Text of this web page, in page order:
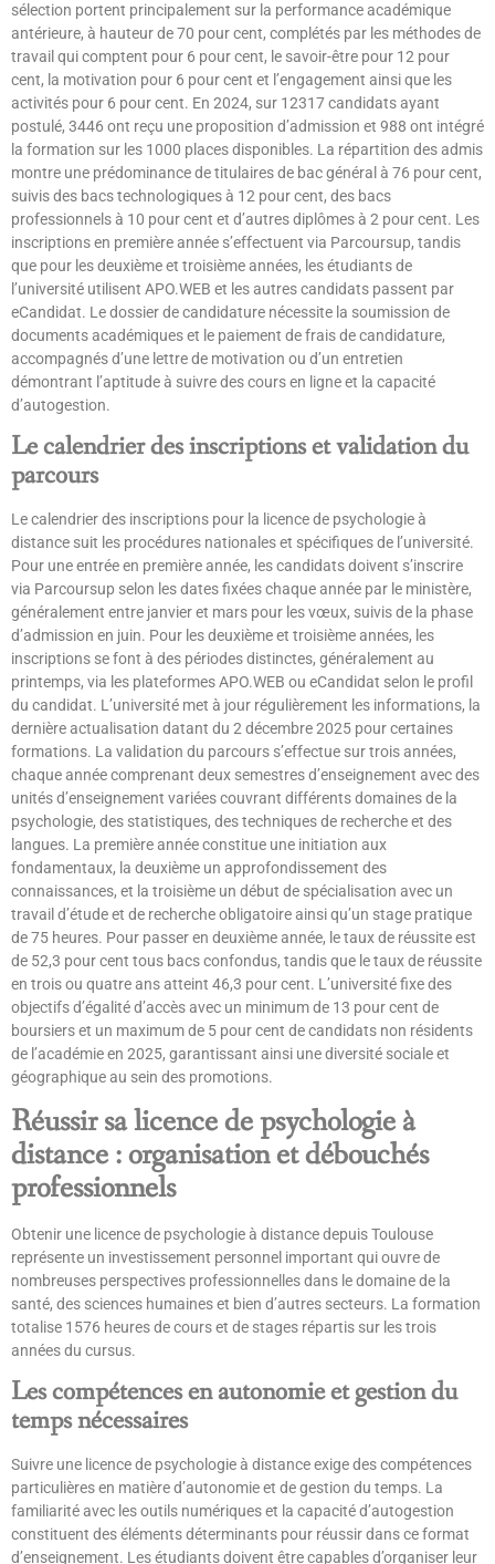
sélection portent principalement sur la performance académique
antérieure, à hauteur de 70 pour cent, complétés par les méthodes de
travail qui comptent pour 6 pour cent, le savoir-être pour 12 pour
cent, la motivation pour 6 pour cent et l’engagement ainsi que les
activités pour 6 pour cent. En 2024, sur 12317 candidats ayant
postulé, 3446 ont reçu une proposition d’admission et 988 ont intégré
la formation sur les 1000 places disponibles. La répartition des admis
montre une prédominance de titulaires de bac général à 76 pour cent,
suivis des bacs technologiques à 12 pour cent, des bacs
professionnels à 10 pour cent et d’autres diplômes à 2 pour cent. Les
inscriptions en première année s’effectuent via Parcoursup, tandis
que pour les deuxième et troisième années, les étudiants de
l’université utilisent APO.WEB et les autres candidats passent par
eCandidat. Le dossier de candidature nécessite la soumission de
documents académiques et le paiement de frais de candidature,
accompagnés d’une lettre de motivation ou d’un entretien
démontrant l’aptitude à suivre des cours en ligne et la capacité
d’autogestion.
Le calendrier des inscriptions et validation du
parcours
Le calendrier des inscriptions pour la licence de psychologie à
distance suit les procédures nationales et spécifiques de l’université.
Pour une entrée en première année, les candidats doivent s’inscrire
via Parcoursup selon les dates fixées chaque année par le ministère,
généralement entre janvier et mars pour les vœux, suivis de la phase
d’admission en juin. Pour les deuxième et troisième années, les
inscriptions se font à des périodes distinctes, généralement au
printemps, via les plateformes APO.WEB ou eCandidat selon le profil
du candidat. L’université met à jour régulièrement les informations, la
dernière actualisation datant du 2 décembre 2025 pour certaines
formations. La validation du parcours s’effectue sur trois années,
chaque année comprenant deux semestres d’enseignement avec des
unités d’enseignement variées couvrant différents domaines de la
psychologie, des statistiques, des techniques de recherche et des
langues. La première année constitue une initiation aux
fondamentaux, la deuxième un approfondissement des
connaissances, et la troisième un début de spécialisation avec un
travail d’étude et de recherche obligatoire ainsi qu’un stage pratique
de 75 heures. Pour passer en deuxième année, le taux de réussite est
de 52,3 pour cent tous bacs confondus, tandis que le taux de réussite
en trois ou quatre ans atteint 46,3 pour cent. L’université fixe des
objectifs d’égalité d’accès avec un minimum de 13 pour cent de
boursiers et un maximum de 5 pour cent de candidats non résidents
de l’académie en 2025, garantissant ainsi une diversité sociale et
géographique au sein des promotions.
Réussir sa licence de psychologie à
distance : organisation et débouchés
professionnels
Obtenir une licence de psychologie à distance depuis Toulouse
représente un investissement personnel important qui ouvre de
nombreuses perspectives professionnelles dans le domaine de la
santé, des sciences humaines et bien d’autres secteurs. La formation
totalise 1576 heures de cours et de stages répartis sur les trois
années du cursus.
Les compétences en autonomie et gestion du
temps nécessaires
Suivre une licence de psychologie à distance exige des compétences
particulières en matière d’autonomie et de gestion du temps. La
familiarité avec les outils numériques et la capacité d’autogestion
constituent des éléments déterminants pour réussir dans ce format
d’enseignement. Les étudiants doivent être capables d’organiser leur